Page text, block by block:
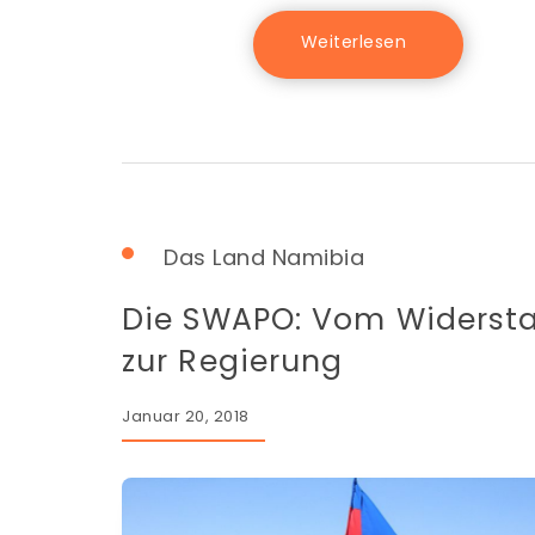
Das Land Namibia
Die SWAPO: Vom
zur Regierung
Januar 20, 2018